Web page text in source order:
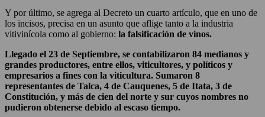
Y por último, se agrega al Decreto un cuarto artículo, que en uno de
los incisos, precisa en un asunto que aflige tanto a la industria
vitivinícola como al gobierno: la falsificación de vinos.
Llegado el 23 de Septiembre, se contabilizaron 84 medianos y
grandes productores, entre ellos, viticultores, y políticos y
empresarios a fines con la viticultura. Sumaron 8
representantes de Talca, 4 de Cauquenes, 5 de Itata, 3 de
Constitución, y más de cien del norte y sur cuyos nombres no
pudieron obtenerse debido al escaso tiempo.